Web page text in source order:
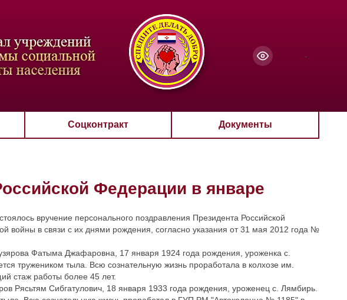
-
Соцконтракт Документы
Федерации в январе
вручение персонального поздравления Президента Российской
войны в связи с их днями рождения, согласно указания от 31 мая 2012 года №
Фатыма Джафаровна, 17 января 1924 года рождения, уроженка с.
тружеником тыла. Всю сознательную жизнь проработала в колхозе им.
стаж работы более 45 лет.
Рясьтям Сибгатулович, 18 января 1933 года рождения, уроженец с. Лямбирь.